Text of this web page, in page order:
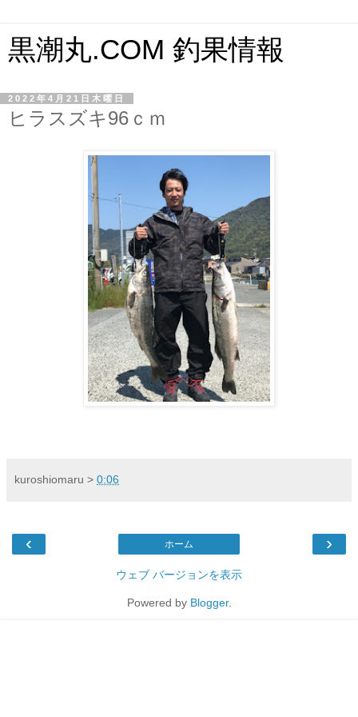
黒潮丸.COM 釣果情報
2022年4月21日木曜日
ヒラスズキ96ｃｍ
kuroshiomaru > 0:06
‹ ›
ホーム
ウェブ バージョンを表示
Powered by Blogger.